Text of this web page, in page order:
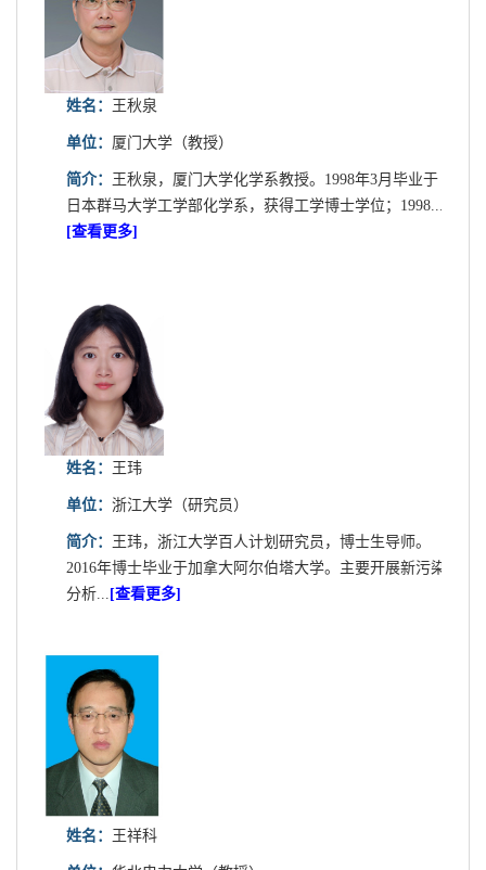
姓名： 王秋泉
单位： 厦门大学（教授）
简介： 王秋泉，厦门大学化学系教授。1998年3月毕业于
日本群马大学工学部化学系，获得工学博士学位；1998...
[查看更多]
姓名： 王玮
单位： 浙江大学（研究员）
简介： 王玮，浙江大学百人计划研究员，博士生导师。
2016年博士毕业于加拿大阿尔伯塔大学。主要开展新污染
分析... [查看更多]
姓名： 王祥科